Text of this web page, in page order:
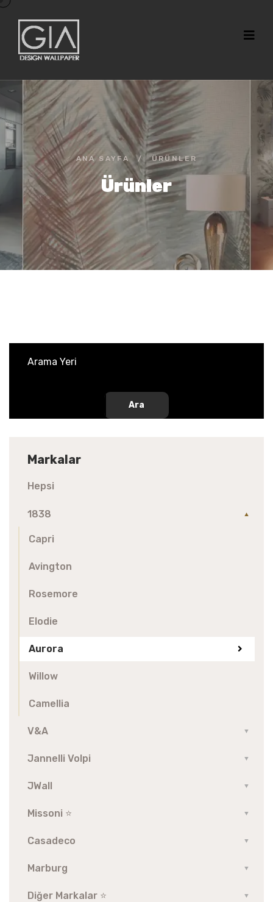
ANA SAYFA / ÜRÜNLER
Ürünler
Ara
Markalar
Hepsi
1838 ▼
Capri
Avington
Rosemore
Elodie
Aurora
Willow
Camellia
V&A ▼
Jannelli Volpi ▼
JWall ▼
Missoni ⭐️ ▼
Casadeco ▼
Marburg ▼
Diğer Markalar ⭐️ ▼